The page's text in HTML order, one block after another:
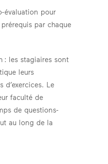
évaluation pour
par chaque
: les stagiaires sont
leurs
d’exercices. Le
faculté de
de questions-
au long de la